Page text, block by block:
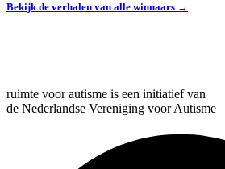
Bekijk de verhalen van alle winnaars →
ruimte voor autisme is een initiatief van
de Nederlandse Vereniging voor Autisme